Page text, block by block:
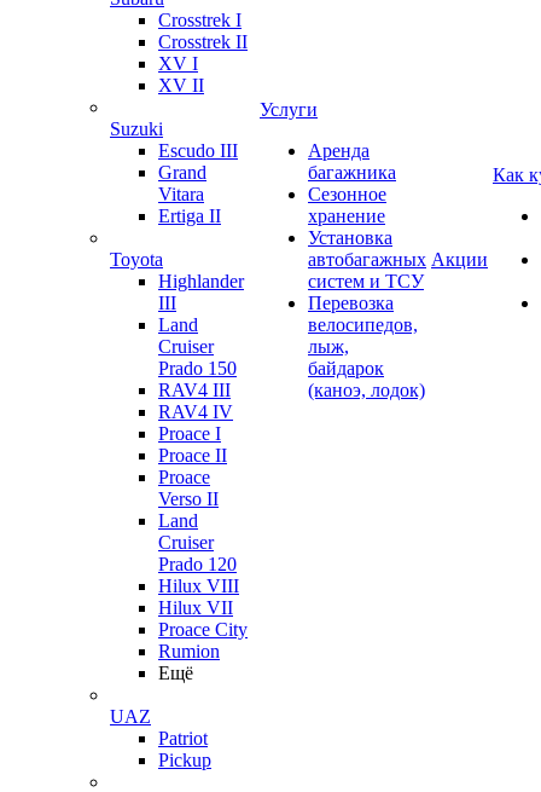
Crosstrek I
Crosstrek II
XV I
XV II
Suzuki
Escudo III
Grand
Vitara
Ertiga II
Toyota
Highlander
III
Land
Cruiser
Prado 150
RAV4 III
RAV4 IV
Proace I
Proace II
Proace
Verso II
Land
Cruiser
Prado 120
Hilux VIII
Hilux VII
Proace City
Rumion
Ещё
UAZ
Patriot
Pickup
Услуги
Аренда
багажника
Сезонное
хранение
Установка
автобагажных
систем и ТСУ
Перевозка
велосипедов,
лыж,
байдарок
(каноэ, лодок)
Акции
Как